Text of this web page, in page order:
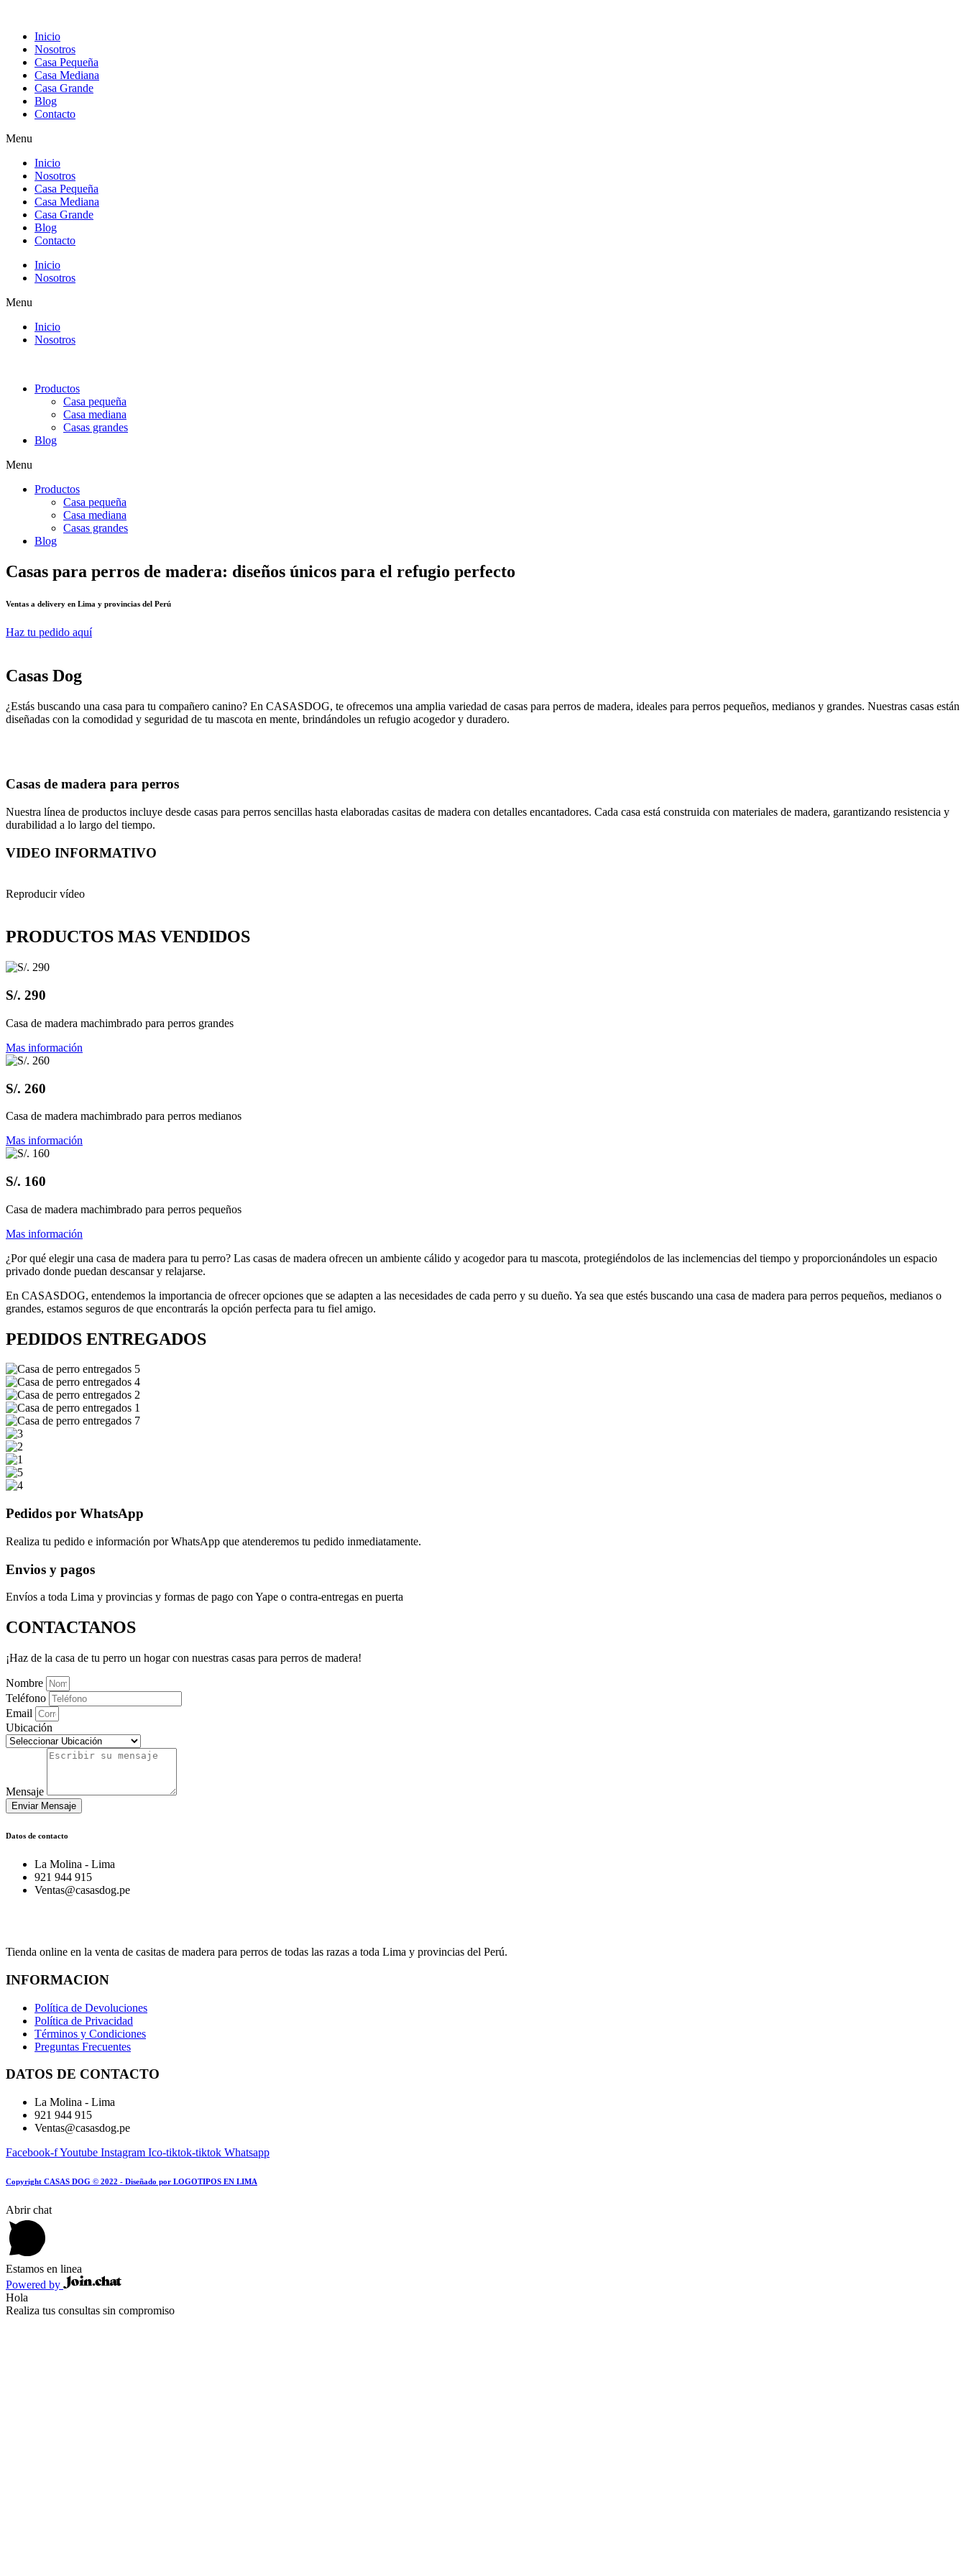
Inicio
Nosotros
Casa Pequeña
Casa Mediana
Casa Grande
Blog
Contacto
Menu
Inicio
Nosotros
Casa Pequeña
Casa Mediana
Casa Grande
Blog
Contacto
Inicio
Nosotros
Menu
Inicio
Nosotros
Productos
Casa pequeña
Casa mediana
Casas grandes
Blog
Menu
Productos
Casa pequeña
Casa mediana
Casas grandes
Blog
Casas para perros de madera: diseños únicos para el refugio perfecto
Ventas a delivery en Lima y provincias del Perú
Haz tu pedido aquí
Casas Dog
¿Estás buscando una casa para tu compañero canino? En CASASDOG, te ofrecemos una amplia variedad de casas para perros de madera, ideales para perros pequeños, medianos y grandes. Nuestras casas están
diseñadas con la comodidad y seguridad de tu mascota en mente, brindándoles un refugio acogedor y duradero.
Casas de madera para perros
Nuestra línea de productos incluye desde casas para perros sencillas hasta elaboradas casitas de madera con detalles encantadores. Cada casa está construida con materiales de madera, garantizando resistencia y
durabilidad a lo largo del tiempo.
VIDEO INFORMATIVO
Reproducir vídeo
PRODUCTOS MAS VENDIDOS
S/. 290
Casa de madera machimbrado para perros grandes
Mas información
S/. 260
Casa de madera machimbrado para perros medianos
Mas información
S/. 160
Casa de madera machimbrado para perros pequeños
Mas información
¿Por qué elegir una casa de madera para tu perro? Las casas de madera ofrecen un ambiente cálido y acogedor para tu mascota, protegiéndolos de las inclemencias del tiempo y proporcionándoles un espacio
privado donde puedan descansar y relajarse.
En CASASDOG, entendemos la importancia de ofrecer opciones que se adapten a las necesidades de cada perro y su dueño. Ya sea que estés buscando una casa de madera para perros pequeños, medianos o
grandes, estamos seguros de que encontrarás la opción perfecta para tu fiel amigo.
PEDIDOS ENTREGADOS
Pedidos por WhatsApp
Realiza tu pedido e información por WhatsApp que atenderemos tu pedido inmediatamente.
Envios y pagos
Envíos a toda Lima y provincias y formas de pago con Yape o contra-entregas en puerta
CONTACTANOS
¡Haz de la casa de tu perro un hogar con nuestras casas para perros de madera!
Nombre
Teléfono
Email
Ubicación
Mensaje
Enviar Mensaje
Datos de contacto
La Molina - Lima
921 944 915
Ventas@casasdog.pe
Tienda online en la venta de casitas de madera para perros de todas las razas a toda Lima y provincias del Perú.
INFORMACION
Política de Devoluciones
Política de Privacidad
Términos y Condiciones
Preguntas Frecuentes
DATOS DE CONTACTO
La Molina - Lima
921 944 915
Ventas@casasdog.pe
Facebook-fYoutube Instagram Ico-tiktok-tiktok Whatsapp
Copyright CASAS DOG © 2022 - Diseñado por LOGOTIPOS EN LIMA
Abrir chat
Estamos en linea
Powered by
Hola
Realiza tus consultas sin compromiso